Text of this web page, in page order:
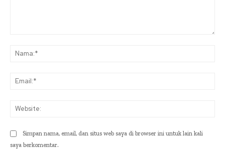
Simpan nama, email, dan situs web saya di browser ini untuk lain kali
saya berkomentar.